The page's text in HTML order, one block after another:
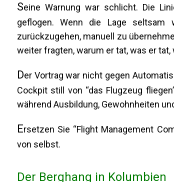
Seine Warnung war schlicht. Die
geflogen. Wenn die Lage
zurückzugehen, manuell zu
weiter fragten, warum er tat, was er
Der Vortrag war nicht gegen
Cockpit still von “das Flugzeug
während Ausbildung, Gewohnheiten
Ersetzen Sie “Flight Management
von selbst.
Der Berghang in Kolumbien